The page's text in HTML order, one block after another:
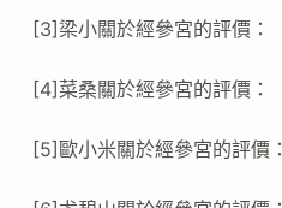
[3]梁小關於經參宮的評價：
[4]菜桑關於經參宮的評價：
[5]歐小米關於經參宮的評價：